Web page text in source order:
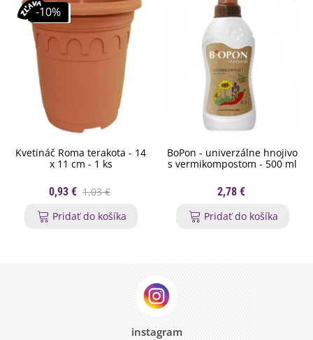
-10%
Kvetináč Roma terakota - 14
x 11 cm - 1 ks
0,93 € 1,03 €
Pridať do košíka
BoPon - univerzálne hnojivo
s vermikompostom - 500 ml
2,78 €
Pridať do košíka
instagram